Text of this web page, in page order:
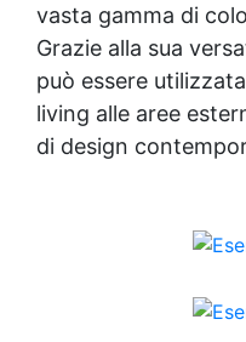
vasta gamma di
Grazie alla sua
può essere
living alle aree
di design